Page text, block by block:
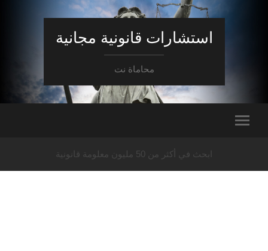
استشارات قانونية مجانية
محاماة نت
ابحث في أكثر من 50 مليون معلومة قانونية